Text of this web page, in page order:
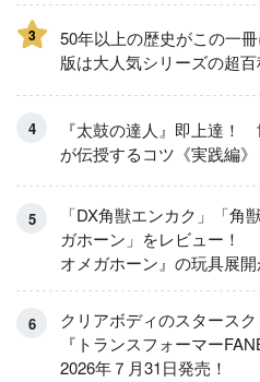
3
50年以上の歴史がこの一
版は大人気シリーズの超
『太鼓の達人』即上達！
が伝授するコツ《実践編》
「DX角獣エンカク」「角
ガホーン」をレビュー！
オメガホーン』の玩具展開
クリアボディのスタース
『トランスフォーマー
2026年７月31日発売！